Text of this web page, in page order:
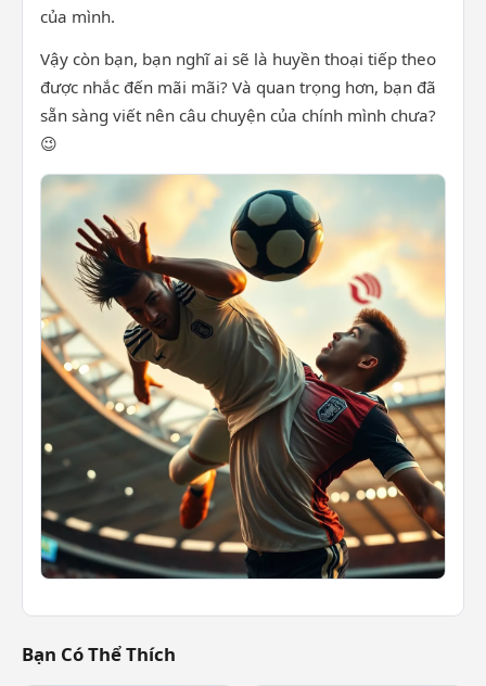
của mình.
Vậy còn bạn, bạn nghĩ ai sẽ là huyền thoại tiếp theo
được nhắc đến mãi mãi? Và quan trọng hơn, bạn đã
sẵn sàng viết nên câu chuyện của chính mình chưa?
😉
Bạn Có Thể Thích